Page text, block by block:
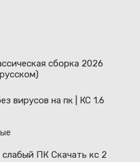
сборка 2026
вирусов на пк | КС 1.6
ПК Скачать кс 2